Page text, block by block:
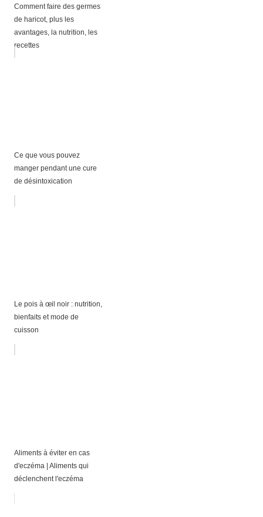
Comment faire des germes
de haricot, plus les
avantages, la nutrition, les
recettes
Ce que vous pouvez
manger pendant une cure
de désintoxication
Le pois à œil noir : nutrition,
bienfaits et mode de
cuisson
Aliments à éviter en cas
d'eczéma | Aliments qui
déclenchent l'eczéma